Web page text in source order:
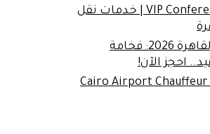
VIP Conference Transportation | خدمات نقل
احجز ليموزين مطار القاهرة 2026: فخامة
احجز الآن!
Cairo Airport Chauffeur